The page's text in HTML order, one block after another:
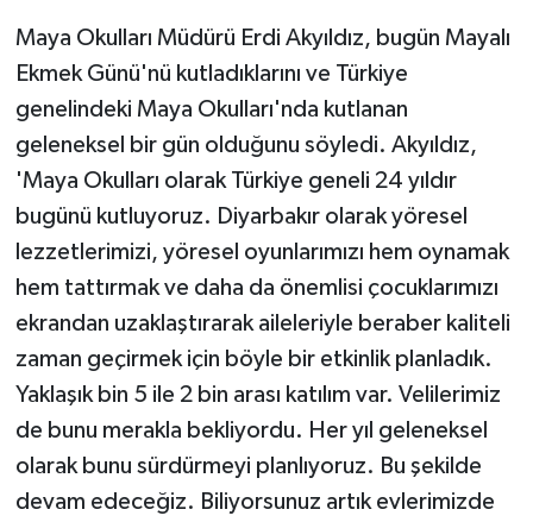
Maya Okulları Müdürü Erdi Akyıldız, bugün Mayalı
Ekmek Günü'nü kutladıklarını ve Türkiye
genelindeki Maya Okulları'nda kutlanan
geleneksel bir gün olduğunu söyledi. Akyıldız,
'Maya Okulları olarak Türkiye geneli 24 yıldır
bugünü kutluyoruz. Diyarbakır olarak yöresel
lezzetlerimizi, yöresel oyunlarımızı hem oynamak
hem tattırmak ve daha da önemlisi çocuklarımızı
ekrandan uzaklaştırarak aileleriyle beraber kaliteli
zaman geçirmek için böyle bir etkinlik planladık.
Yaklaşık bin 5 ile 2 bin arası katılım var. Velilerimiz
de bunu merakla bekliyordu. Her yıl geleneksel
olarak bunu sürdürmeyi planlıyoruz. Bu şekilde
devam edeceğiz. Biliyorsunuz artık evlerimizde
SİYASET
SPOR HABERLERİ
TEKNOLOJİ
Turizm
ÜLKE GÜNDEMİ
YAŞAM
YEREL
Yerel Haberler